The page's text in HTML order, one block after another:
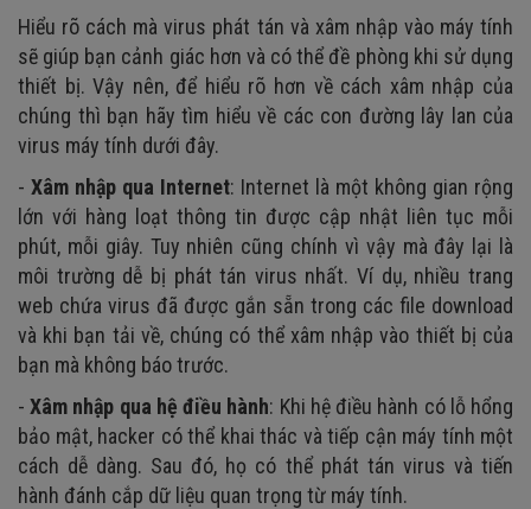
Hiểu rõ cách mà virus phát tán và xâm nhập vào máy tính
sẽ giúp bạn cảnh giác hơn và có thể đề phòng khi sử dụng
thiết bị. Vậy nên, để hiểu rõ hơn về cách xâm nhập của
chúng thì bạn hãy tìm hiểu về các con đường lây lan của
virus máy tính dưới đây.
- Xâm nhập qua Internet: Internet là một không gian rộng
lớn với hàng loạt thông tin được cập nhật liên tục mỗi
phút, mỗi giây. Tuy nhiên cũng chính vì vậy mà đây lại là
môi trường dễ bị phát tán virus nhất. Ví dụ, nhiều trang
web chứa virus đã được gắn sẵn trong các file download
và khi bạn tải về, chúng có thể xâm nhập vào thiết bị của
bạn mà không báo trước.
-Xâm nhập qua hệ điều hành: Khi hệ điều hành có lỗ hổng
bảo mật, hacker có thể khai thác và tiếp cận máy tính một
cách dễ dàng. Sau đó, họ có thể phát tán virus và tiến
hành đánh cắp dữ liệu quan trọng từ máy tính.